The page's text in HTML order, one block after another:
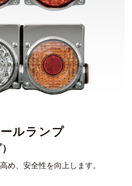
ルランプ
め、安全性を向上します。